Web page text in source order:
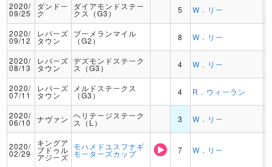
2020/
09/25
ダンドー
ク
ダイアモンドステー
クス（G3） 5 W．リー
2020/
09/12
レパーズ
タウン
ブーメランマイル
（G2） 8 W．リー
2020/
08/13
レパーズ
タウン
デズモンドステーク
ス（G3） 4 W．リー
2020/
07/11
レパーズ
タウン
メルドステークス
（G3） 4 R．ウィーラン
2020/
06/10 ナヴァン ヘリテージステーク
ス（L） 3 W．リー
2020/
02/29
キングア
ブドゥル
アジーズ
モハメドユスフナギ
モーターズカップ 7 W．リー